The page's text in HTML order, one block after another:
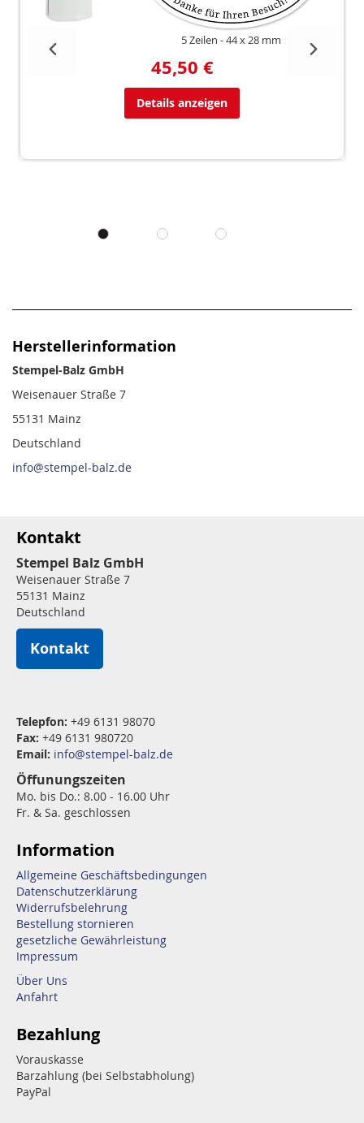
5 Zeilen 44 x 28 mm
45,50 €
Details anzeigen
Herstellerinformation
Stempel-Balz GmbH
Weisenauer Straße 7
55131 Mainz
Deutschland
info@stempel-balz.de
Kontakt
Stempel Balz GmbH
Weisenauer Straße 7
55131 Mainz
Deutschland
Kontakt
Telepfon: +49 6131 98070
Fax: +49 6131 980720
Email: info@stempel-balz.de
Öffunungszeiten
Mo. bis Do.: 8.00 - 16.00 Uhr
Fr. & Sa. geschlossen
Information
Allgemeine Geschäftsbedingungen
Datenschutzerklärung
Widerrufsbelehrung
Bestellung stornieren
gesetzliche Gewährleistung
Impressum
Über Uns
Anfahrt
Bezahlung
Vorauskasse
Barzahlung (bei Selbstabholung)
PayPal